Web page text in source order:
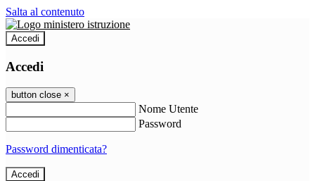
Salta al contenuto
Accedi
Accedi
button close ×
Nome Utente
Password
Password dimenticata?